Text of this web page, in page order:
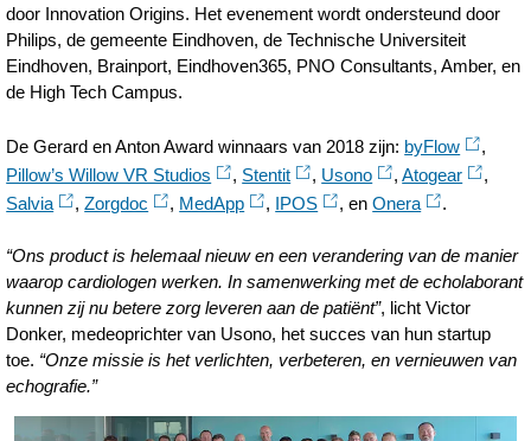
door Innovation Origins. Het evenement wordt ondersteund door
Philips, de gemeente Eindhoven, de Technische Universiteit
Eindhoven, Brainport, Eindhoven365, PNO Consultants, Amber, en
de High Tech Campus.
De Gerard en Anton Award winnaars van 2018 zijn: byFlow
,
Pillow’s Willow VR Studios
, Stentit , Usono ,Atogear
,
Salvia
,Zorgdoc , MedApp , IPOS , enOnera .
“Ons product is helemaal nieuw en een verandering van de manier
waarop cardiologen werken. In samenwerking met de echolaborant
kunnen zij nu betere zorg leveren aan de patiënt”, licht Victor
Donker, medeoprichter van Usono, het succes van hun startup
toe. “Onze missie is het verlichten, verbeteren, en vernieuwen van
echografie.”